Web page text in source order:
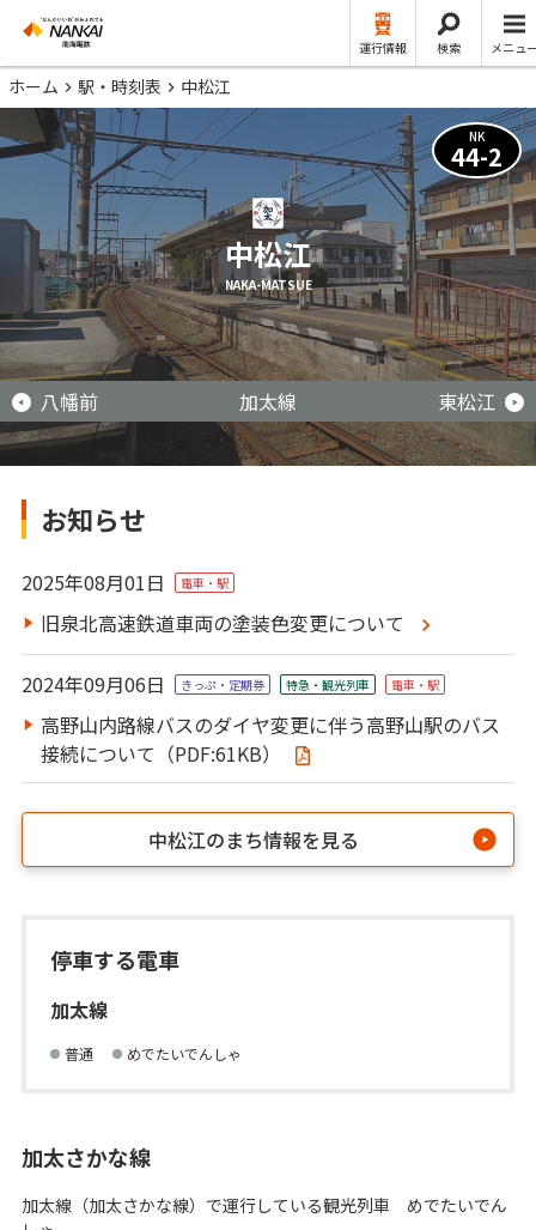
運行情報 検索 メニュ
ホーム 駅・時刻表 中松江
NK
44-2
中松江
NAKA-MATSUE
八幡前 加太線 東松江
お知らせ
2025年08月01日 電車・駅
旧泉北高速鉄道車両の塗装色変更について
2024年09月06日 きっぷ・定期券 特急・観光列⾞ 電車・駅
高野山内路線バスのダイヤ変更に伴う高野山駅のバス
接続について（PDF:61KB）
中松江のまち情報を見る
停車する電車
加太線
普通 めでたいでんしゃ
加太さかな線
加太線（加太さかな線）で運行している観光列車 めでたいでん